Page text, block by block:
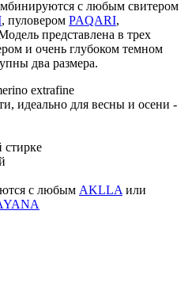
с любым свитером
, пуловером PAQARI,
представлена в трех
и очень глубоком темном
два размера.
extrafine
идеально для весны и осени -
стирке
с любым AKLLA или